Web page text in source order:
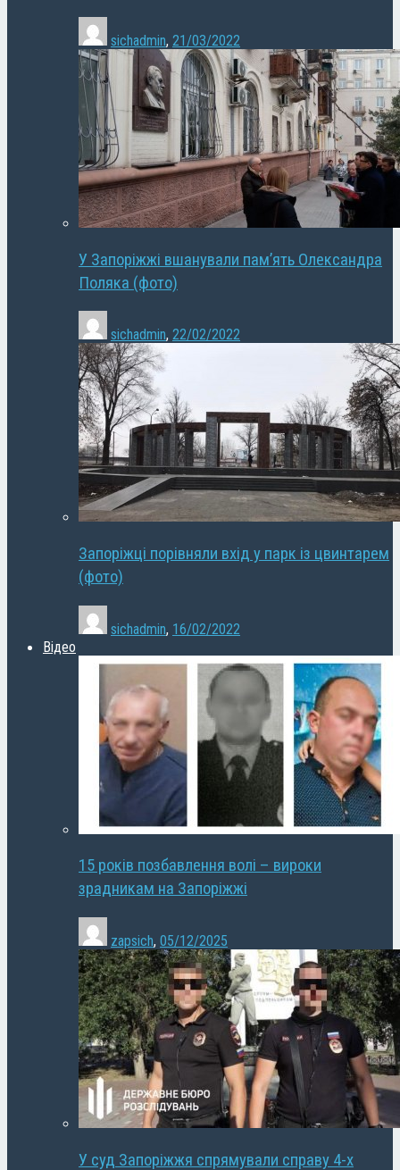
sichadmin, 21/03/2022
У Запоріжжі вшанували пам’ять Олександра
Поляка (фото)
sichadmin, 22/02/2022
Запоріжці порівняли вхід у парк із цвинтарем
(фото)
sichadmin, 16/02/2022
Відео
15 років позбавлення волі – вироки
зрадникам на Запоріжжі
zapsich, 05/12/2025
У суд Запоріжжя спрямували справу 4-х